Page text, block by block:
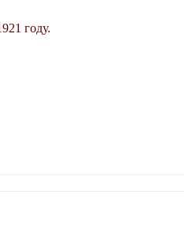
году.